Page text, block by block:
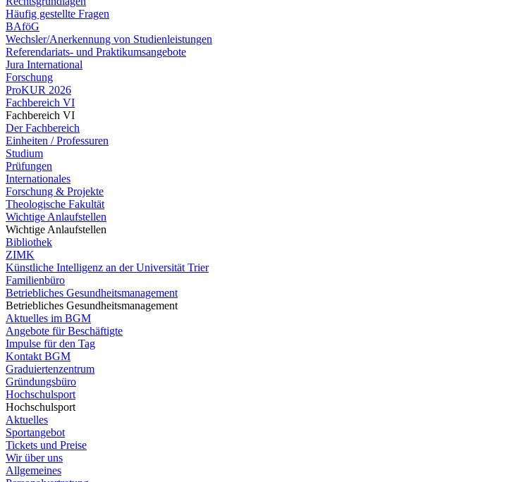
Häufig gestellte Fragen
BAföG
Wechsler/Anerkennung von Studienleistungen
Referendariats- und Praktikumsangebote
Jura International
Forschung
ProKUR 2026
Fachbereich VI
Fachbereich VI
Der Fachbereich
Einheiten / Professuren
Studium
Prüfungen
Internationales
Forschung & Projekte
Theologische Fakultät
Wichtige Anlaufstellen
Wichtige Anlaufstellen
Bibliothek
ZIMK
Künstliche Intelligenz an der Universität Trier
Familienbüro
Betriebliches Gesundheitsmanagement
Betriebliches Gesundheitsmanagement
Aktuelles im BGM
Angebote für Beschäftigte
Impulse für den Tag
Kontakt BGM
Graduiertenzentrum
Gründungsbüro
Hochschulsport
Hochschulsport
Aktuelles
Sportangebot
Tickets und Preise
Wir über uns
Allgemeines